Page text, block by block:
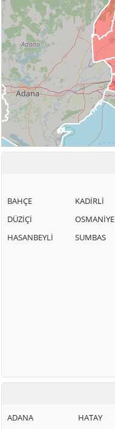
BAHÇE
DÜZİÇİ
HASANBEYLİ
KADİRLİ
OSMANİYE
SUMBAS
ADANA
HATAY